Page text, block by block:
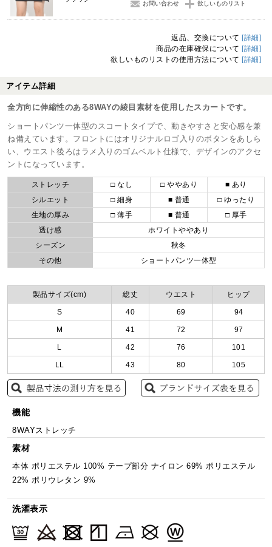
お問い合わせ 欲しいものリスト
返品、交換について [詳細]
商品の在庫確保について [詳細]
欲しいものリストの使用方法について [詳細]
アイテム詳細
全方向に伸縮性のある8WAYの綾目素材を使用したスカートです。
ショートパンツ一体型のスコートタイプで、動きやすさと安心感を兼
ね備えています。フロントにはオリジナルロゴ入りのボタンをあしら
い、ウエスト後ろはラメ入りのゴムベルト仕様で、デザインのアクセ
ントになっています。
ストレッチ □ なし □ ややあり
■ あり
シルエット
□ 細身 ■ 普通
□ ゆったり
生地の厚み
□ 薄手 ■ 普通
□ 厚手
透け感
ホワイトややあり
シーズン
秋冬
その他
ショートパンツ一体型
製品サイズ(cm) 総丈 ウエスト ヒップ
S 40 69 94
M 41 72 97
L 42 76 101
LL 43 80 105
機能
8WAYストレッチ
素材
本体 ポリエステル 100% テープ部分 ナイロン 69% ポリエステル
22% ポリウレタン 9%
洗濯表示